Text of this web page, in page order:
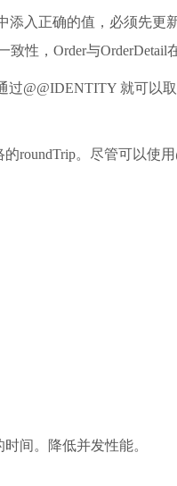
添入正确的值，必须先
性，Order与
过@@IDENTITY 就可以
roundTrip。尽管可以使
间。降低并发性能。